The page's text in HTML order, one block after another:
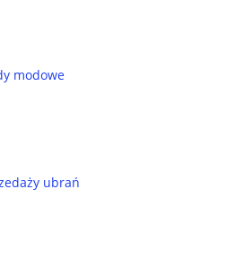
modowe
ubrań